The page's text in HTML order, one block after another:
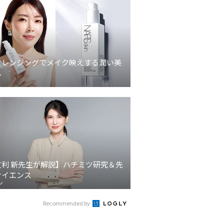
ンジングでメイク映えする潤い美
新先生が解説】ハチミツ研究＆先
エンス
Recommended by